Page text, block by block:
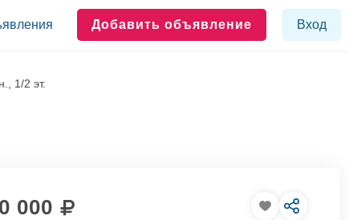
Добавить объявление Вход
1/2 эт.
000